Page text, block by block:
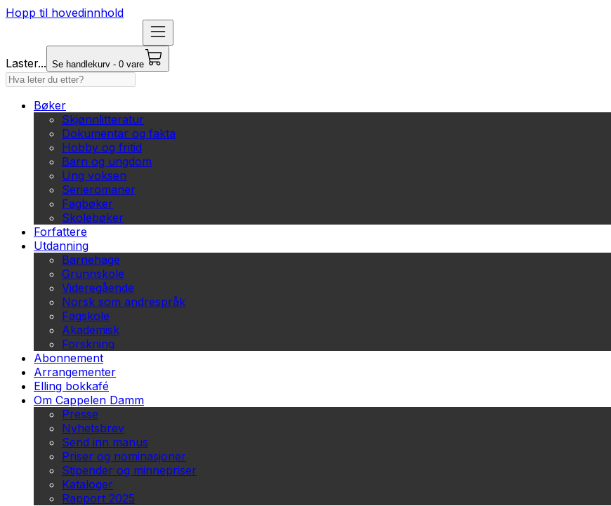
Hopp til hovedinnhold
Laster... Se handlekurv - 0 vare
Bøker
Skjønnlitteratur
Dokumentar og fakta
Hobby og fritid
Barn og ungdom
Ung voksen
Serieromaner
Fagbøker
Skolebøker
Forfattere
Utdanning
Barnehage
Grunnskole
Videregående
Norsk som andrespråk
Fagskole
Akademisk
Forskning
Abonnement
Arrangementer
Elling bokkafé
Om Cappelen Damm
Presse
Nyhetsbrev
Send inn manus
Priser og nominasjoner
Stipender og minnepriser
Kataloger
Rapport 2025